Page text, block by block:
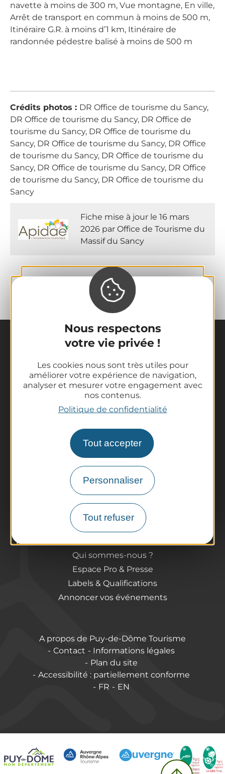
Nous respectons
votre vie privée !
Les cookies nous sont très utiles pour
améliorer votre expérience de navigation,
analyser et mesurer votre engagement avec
nos contenus.
Politique de confidentialité
Tout accepter
Personnaliser
Tout refuser
navette à moins de 300 m, Vue montagne, En ville,
Arrêt de transport en commun à moins de 500 m,
Itinéraire G.R. à moins d’1 km, Itinéraire de
randonnée pédestre balisé à moins de 500 m
Crédits photos : DR Office de tourisme du Sancy,
DR Office de tourisme du Sancy, DR Office de
tourisme du Sancy, DR Office de tourisme du
Sancy, DR Office de tourisme du Sancy, DR Office
de tourisme du Sancy, DR Office de tourisme du
Sancy, DR Office de tourisme du Sancy, DR Office
de tourisme du Sancy, DR Office de tourisme du
Sancy
Fiche mise à jour le 16 mars
2026 par Office de Tourisme du
Massif du Sancy
Nos incontournables
L'Auvergne des Volcans
Randonnées
Tout l'agenda
Préparer son voyage
Informations pratiques
Comment venir ?
Destination accessible
Pro / Partenaires
Qui sommes-nous ?
Espace Pro & Presse
Labels & Qualifications
Annoncer vos événements
A propos de Puy-de-Dôme Tourisme
Contact
Informations légales
Plan du site
Accessibilité : partiellement conforme
FR
EN